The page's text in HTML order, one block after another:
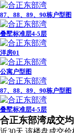
87、88、89、90栋户型图
叠墅标准层4-5层
洋房01
公寓户型图
87、88、89、90栋户型图
叠墅标准层4-5层
广告
合正东部湾成交
近30天 该楼盘成交